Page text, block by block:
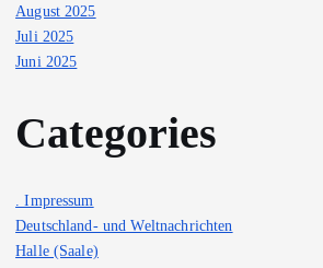
August 2025
Juli 2025
Juni 2025
Categories
. Impressum
Deutschland- und Weltnachrichten
Halle (Saale)